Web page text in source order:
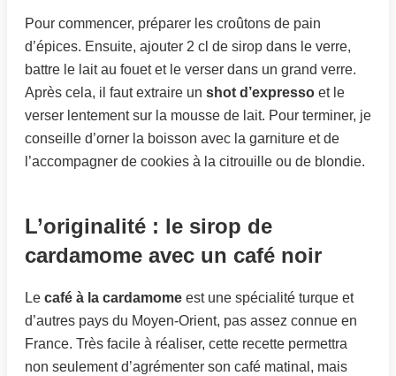
Pour commencer, préparer les croûtons de pain
d’épices. Ensuite, ajouter 2 cl de sirop dans le verre,
battre le lait au fouet et le verser dans un grand verre.
Après cela, il faut extraire un shot d’expresso et le
verser lentement sur la mousse de lait. Pour terminer, je
conseille d’orner la boisson avec la garniture et de
l’accompagner de cookies à la citrouille ou de blondie.
L’originalité : le sirop de
cardamome avec un café noir
Le café à la cardamome est une spécialité turque et
d’autres pays du Moyen-Orient, pas assez connue en
France. Très facile à réaliser, cette recette permettra
non seulement d’agrémenter son café matinal, mais